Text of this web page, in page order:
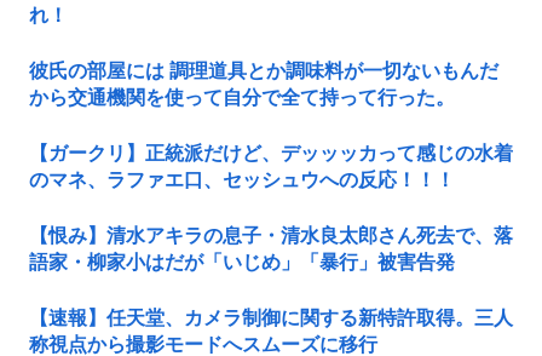
れ！
彼氏の部屋には 調理道具とか調味料が一切ないもんだ
から交通機関を使って自分で全て持って行った。
【ガークリ】正統派だけど、デッッッカって感じの水着
のマネ、ラファエ口、セッシュウへの反応！！！
【恨み】清水アキラの息子・清水良太郎さん死去で、落
語家・柳家小はだが「いじめ」「暴行」被害告発
【速報】任天堂、カメラ制御に関する新特許取得。三人
称視点から撮影モードへスムーズに移行